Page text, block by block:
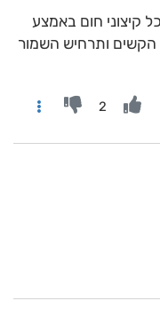
קיצוני חום באמצע
ותרחיש השמור
2